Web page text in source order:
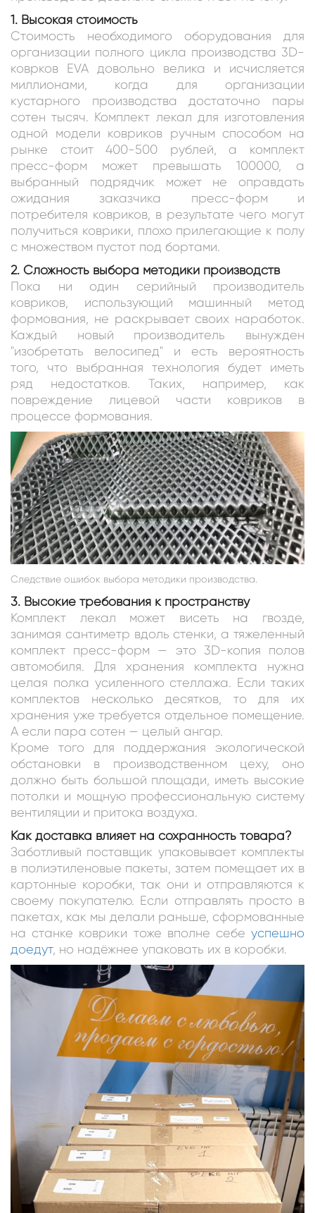
1. Высокая стоимость
Стоимость необходимого оборудования для
организации полного цикла производства 3D-
коврков EVA довольно велика и исчисляется
миллионами, когда для организации
кустарного производства достаточно пары
сотен тысяч. Комплект лекал для изготовления
одной модели ковриков ручным способом на
рынке стоит 400-500 рублей, а комплект
пресс-форм может превышать 100000, а
выбранный подрядчик может не оправдать
ожидания заказчика пресс-форм и
потребителя ковриков, в результате чего могут
получиться коврики, плохо прилегающие к полу
с множеством пустот под бортами.
2. Сложность выбора методики производств
Пока ни один серийный производитель
ковриков, использующий машинный метод
формования, не раскрывает своих наработок.
Каждый новый производитель вынужден
"изобретать велосипед" и есть вероятность
того, что выбранная технология будет иметь
ряд недостатков. Таких, например, как
повреждение лицевой части ковриков в
процессе формования.
Следствие ошибок выбора методики производства.
3. Высокие требования к пространству
Комплект лекал может висеть на гвозде,
занимая сантиметр вдоль стенки, а тяжеленный
комплект пресс-форм — это 3D-копия полов
автомобиля. Для хранения комплекта нужна
целая полка усиленного стеллажа. Если таких
комплектов несколько десятков, то для их
хранения уже требуется отдельное помещение.
А если пара сотен — целый ангар.
Кроме того для поддержания экологической
обстановки в производственном цеху, оно
должно быть большой площади, иметь высокие
потолки и мощную профессиональную систему
вентиляции и притока воздуха.
Как доставка влияет на сохранность товара?
Заботливый поставщик упаковывает комплекты
в полиэтиленовые пакеты, затем помещает их в
картонные коробки, так они и отправляются к
своему покупателю. Если отправлять просто в
пакетах, как мы делали раньше, сформованные
на станке коврики тоже вполне себе успешно
доедут, но надёжнее упаковать их в коробки.